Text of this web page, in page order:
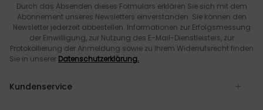
Durch das Absenden dieses Formulars erklären Sie sich mit dem
Abonnement unseres Newsletters einverstanden. Sie können den
Newsletter jederzeit abbestellen. Informationen zur Erfolgsmessung
der Einwilligung, zur Nutzung des E-Mail-Dienstleisters, zur
Protokollierung der Anmeldung sowie zu Ihrem Widerrufsrecht finden
Sie in unserer Datenschutzerklärung.
Kundenservice